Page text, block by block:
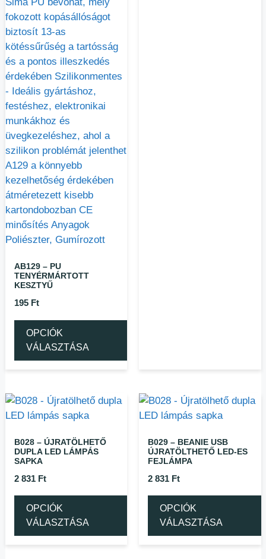
AB129 – PU
TENYÉRMÁRTOTT
KESZTYŰ
195 Ft
OPCIÓK
VÁLASZTÁSA
B028 – ÚJRATÖLHETŐ
DUPLA LED LÁMPÁS
SAPKA
2 831 Ft
OPCIÓK
VÁLASZTÁSA
B029 – BEANIE USB
ÚJRATÖLTHETŐ LED-ES
FEJLÁMPA
2 831 Ft
OPCIÓK
VÁLASZTÁSA